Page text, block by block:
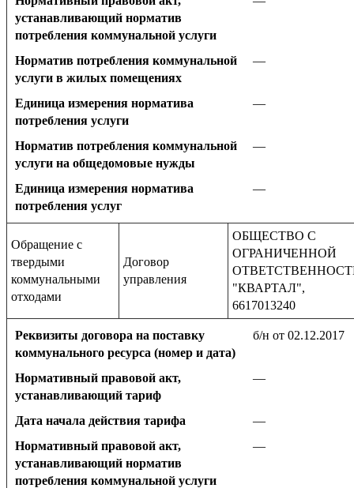
устанавливающий норматив
потребления коммунальной услуги
Норматив потребления коммунальной
услуги в жилых помещениях
—
Единица измерения норматива
потребления услуги
—
Норматив потребления коммунальной
услуги на общедомовые нужды
—
Единица измерения норматива
потребления услуг
—
Обращение с
твердыми
коммунальными
отходами
Договор
управления
ОБЩЕСТВО С
ОГРАНИЧЕННОЙ
"КВАРТАЛ",
6617013240
Реквизиты договора на поставку
коммунального ресурса (номер и дата)
б/н от 02.12.2017
Нормативный правовой акт,
устанавливающий тариф
—
Дата начала действия тарифа
—
Нормативный правовой акт,
устанавливающий норматив
потребления коммунальной услуги
—